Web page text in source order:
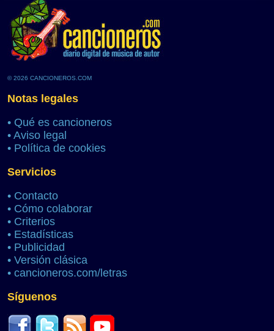
© 2026 CANCIONEROS.COM
Notas legales
• Qué es cancioneros
• Aviso legal
• Política de cookies
Servicios
• Contacto
• Cómo colaborar
• Criterios
• Estadísticas
• Publicidad
• Versión clásica
• cancioneros.com/letras
Síguenos